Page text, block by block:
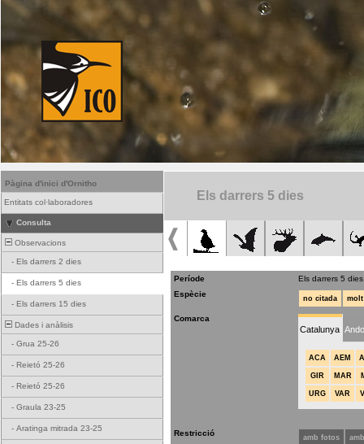
Pàgina d'inici d'Ornitho
Entitats col·laboradores
Consulta
Observacions
- Els darrers 2 dies
- Els darrers 5 dies
- Els darrers 15 dies
Dades i anàlisis
- Grua 25-26
- Reietó 25-26
- Reietó 25-26
- Graula 23-25
- Aratinga mitrada 23-25
Els darrers 5 dies
Període
Els darrers 5 dies
Espècie
no citada
Comarca
Catalunya
ACA AEM
GIR MAR
URG VAR
Restricció amb fotos